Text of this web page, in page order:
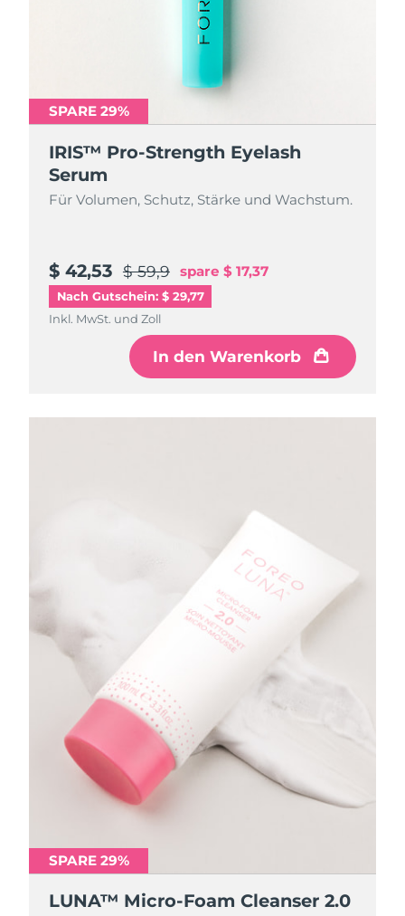
SPARE 29%
IRIS™ Pro-Strength Eyelash
Serum
Für Volumen, Schutz, Stärke und Wachstum.
$ 42,53 $ 59,9 spare $ 17,37
Nach Gutschein: $ 29,77
Inkl. MwSt. und Zoll
In den Warenkorb
SPARE 29%
LUNA™ Micro-Foam Cleanser 2.0
SPARE 29%
LUNA™ Micro-Foam Cleanser 2.0